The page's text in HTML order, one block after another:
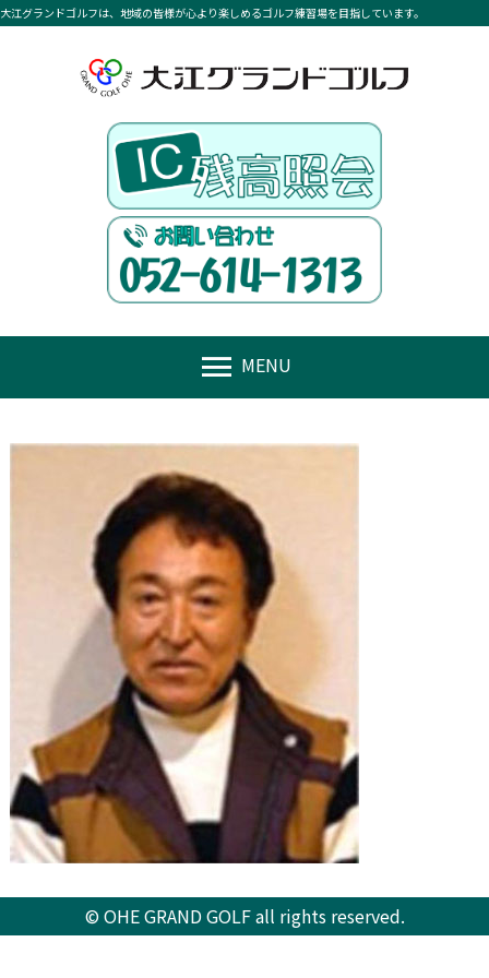
大江グランドゴルフは、地域の皆様が心より楽しめるゴルフ練習場を目指しています。
menu MENU
© OHE GRAND GOLF all rights reserved.